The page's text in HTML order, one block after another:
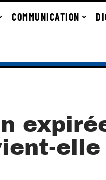
COMMUNICATION
elle